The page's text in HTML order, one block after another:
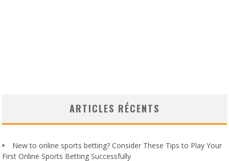
ARTICLES RÉCENTS
New to online sports betting? Consider These Tips to Play Your
First Online Sports Betting Successfully